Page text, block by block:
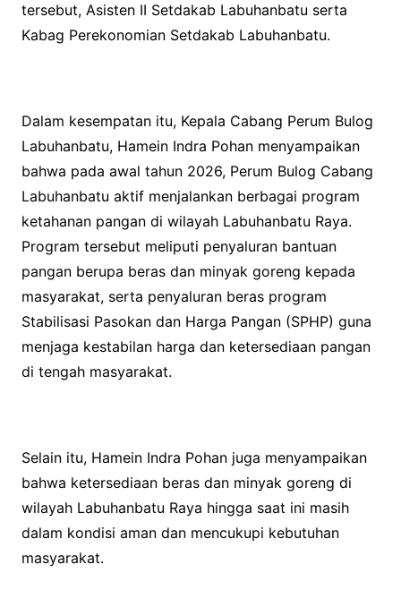
tersebut, Asisten II Setdakab Labuhanbatu serta
Kabag Perekonomian Setdakab Labuhanbatu.
Dalam kesempatan itu, Kepala Cabang Perum Bulog
Labuhanbatu, Hamein Indra Pohan menyampaikan
bahwa pada awal tahun 2026, Perum Bulog Cabang
Labuhanbatu aktif menjalankan berbagai program
ketahanan pangan di wilayah Labuhanbatu Raya.
Program tersebut meliputi penyaluran bantuan
pangan berupa beras dan minyak goreng kepada
masyarakat, serta penyaluran beras program
Stabilisasi Pasokan dan Harga Pangan (SPHP) guna
menjaga kestabilan harga dan ketersediaan pangan
di tengah masyarakat.
Selain itu, Hamein Indra Pohan juga menyampaikan
bahwa ketersediaan beras dan minyak goreng di
wilayah Labuhanbatu Raya hingga saat ini masih
dalam kondisi aman dan mencukupi kebutuhan
masyarakat.